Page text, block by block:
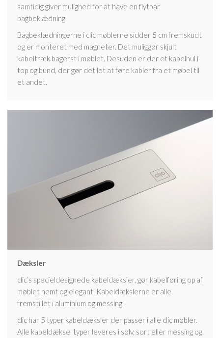
samtidig giver mulighed for at have en flytbar
bagbeklædning.
Bagbeklædningerne i clic møblerne sidder 5 cm fremskudt
og er monteret med magneter. Det muliggør skjult
kabeltræk bagerst i møblet. Desuden er der et kabelhul i
top og bund, der gør det let at føre kabler fra et møbel til
et andet.
Dæksler
clic’s specieldesignede kabeldæksler, gør kabelføring op af
møblet nemt og elegant. Kabeldækslerne er alle
fremstillet i aluminium og messing.
clic har 5 typer kabeldæksler der passer i alle clic møbler.
Alle kabeldæksel typer leveres i sølv, sort eller messing og